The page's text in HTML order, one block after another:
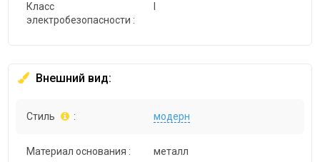
Класс
электробезопасности :
Внешний вид:
Стиль : модерн
Материал основания : металл